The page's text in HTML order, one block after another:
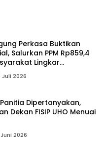
Perkasa Buktikan
Salurkan PPM Rp859,4
Lingkar
Juli 2026
Dipertanyakan,
Dekan FISIP UHO Menuai
Juni 2026